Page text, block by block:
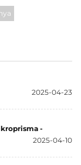
produk
2025-04-23
-
2025-04-10